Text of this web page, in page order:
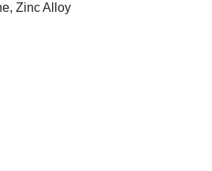
Zinc Alloy